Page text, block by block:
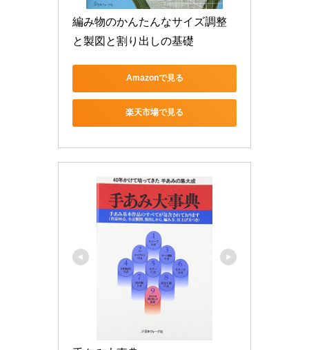
編み物のかんたんなサイズ調整
と製図と割り出しの基礎
Amazonで見る
楽天市場で見る